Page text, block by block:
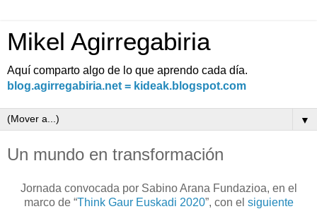
Mikel Agirregabiria
Aquí comparto algo de lo que aprendo cada día.
blog.agirregabiria.net = kideak.blogspot.com
▼
Un mundo en transformación
Jornada convocada por Sabino Arana Fundazioa, en el
marco de “Think Gaur Euskadi 2020”, con el siguiente